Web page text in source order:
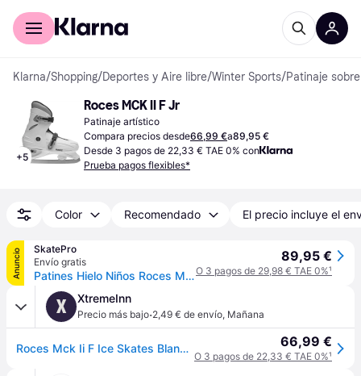
Comprar con Klarna
Klarna/Shopping/Deportes y Aire libre/Winter Sports/Patinaje
+5
Roces MCK II F Jr
Patinaje artístico
Compara precios desde66,99 €a89,95 €
Desde 3 pagos de 22,33 € TAE 0% con
Prueba pagos flexibles*
Color Recomendado El precio incluye el
Anuncio
SkatePro
Envío gratis
Patines Hielo Niños Roces MCK II (Negro/Blanco - 30-35)
89,95 €
O 3 pagos de 29,98 € TAE 0%¹
X XtremeInn
Precio más bajo·2,49 € de envío, Mañana
Roces Mck Ii F Ice Skates Blanco EU 36-40 Niños 66,99 €
O 3 pagos de 22,33 € TAE 0%¹